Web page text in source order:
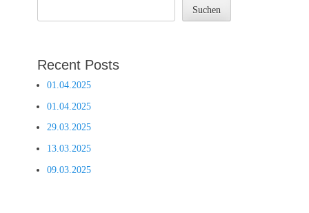
Suchen
Recent Posts
01.04.2025
01.04.2025
29.03.2025
13.03.2025
09.03.2025